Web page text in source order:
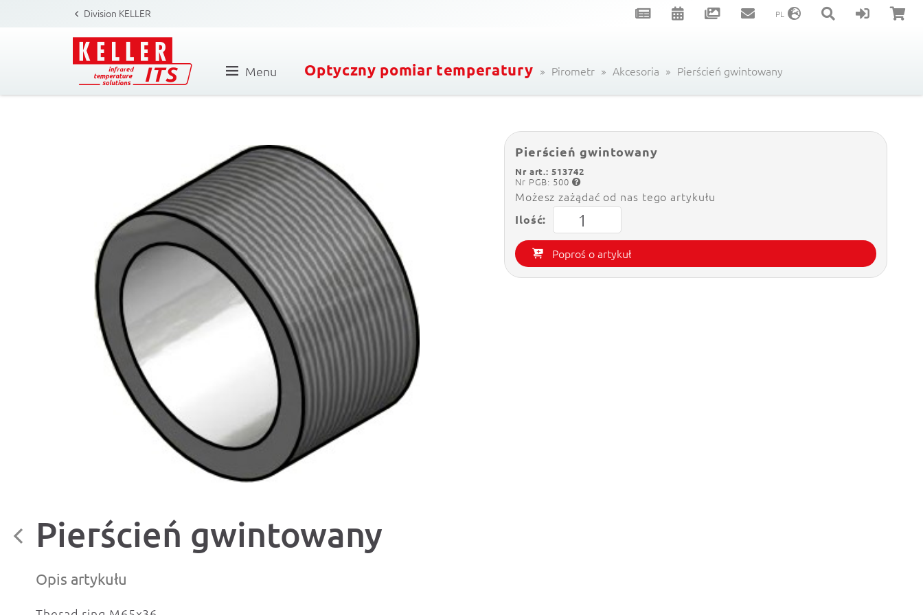
Division KELLER PL
Menu Optyczny pomiar temperatury Pirometr Akcesoria Pierścień gwintowany
Pierścień gwintowany
Opis artykułu
Pierścień gwintowany
Nr art.: 513742
Nr PGB: 500
Możesz zażądać od nas tego artykułu
Ilość:
Poproś o artykuł